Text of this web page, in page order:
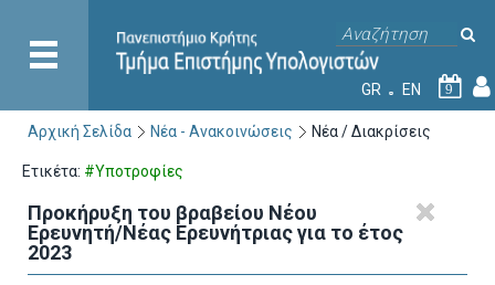
GR EN 9
Αρχική Σελίδα Νέα - Ανακοινώσεις Νέα / Διακρίσεις
Ετικέτα: #Υποτροφίες
Προκήρυξη του βραβείου Νέου
Ερευνητή/Νέας Ερευνήτριας για το έτος
2023